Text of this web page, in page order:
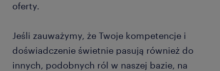
oferty.
Jeśli zauważymy, że Twoje kompetencje i
doświadczenie świetnie pasują również do
innych, podobnych ról w naszej bazie, na